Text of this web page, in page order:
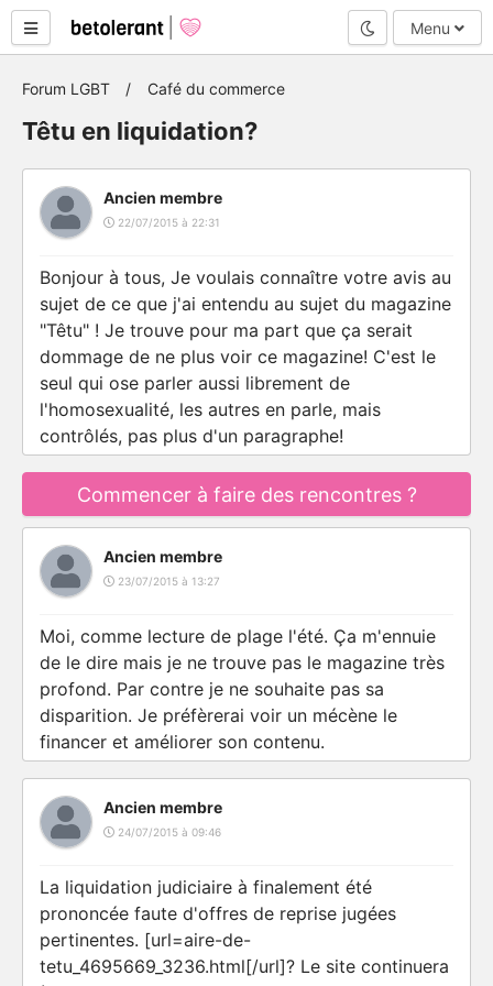
Mode nuit
Menu
Forum LGBT Café du commerce
Têtu en liquidation?
Ancien membre
22/07/2015 à 22:31
Bonjour à tous, Je voulais connaître votre avis au
sujet de ce que j'ai entendu au sujet du magazine
"Têtu" ! Je trouve pour ma part que ça serait
dommage de ne plus voir ce magazine! C'est le
seul qui ose parler aussi librement de
l'homosexualité, les autres en parle, mais
contrôlés, pas plus d'un paragraphe!
Commencer à faire des rencontres ?
Ancien membre
23/07/2015 à 13:27
Moi, comme lecture de plage l'été. Ça m'ennuie
de le dire mais je ne trouve pas le magazine très
profond. Par contre je ne souhaite pas sa
disparition. Je préfèrerai voir un mécène le
financer et améliorer son contenu.
Ancien membre
24/07/2015 à 09:46
La liquidation judiciaire à finalement été
prononcée faute d'offres de reprise jugées
pertinentes. [url=aire-de-
tetu_4695669_3236.html[/url]? Le site continuera